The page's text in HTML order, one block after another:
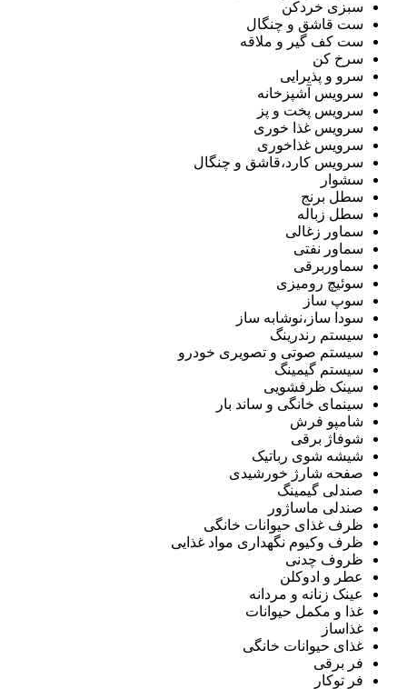
سبزی خردکن
ست قاشق و چنگال
ست کف گیر و ملاقه
سرخ کن
سرو و پذیرایی
سرویس آشپزخانه
سرویس پخت و پز
سرویس غذا خوری
سرویس غذاخوری
سرویس کارد،قاشق و چنگال
سشوار
سطل برنج
سطل زباله
سماور زغالی
سماور نفتی
سماوربرقی
سوئیچ رومیزی
سوپ ساز
سودا ساز،نوشابه ساز
سیستم رندرینگ
سیستم صوتی و تصویری خودرو
سیستم گیمینگ
سینک ظرفشویی
سینمای خانگی و ساند بار
شامپو فرش
شوفاژ برقی
شیشه شوی رباتیک
صفحه شارژ خورشیدی
صندلی گیمینگ
صندلی ماساژور
ظرف غذای حیوانات خانگی
ظرف وکیوم نگهداری مواد غذایی
ظروف چدنی
عطر و ادوکلن
عینک زنانه و مردانه
غذا و مکمل حیوانات
غذاساز
غذای حیوانات خانگی
فر برقی
فر توکار